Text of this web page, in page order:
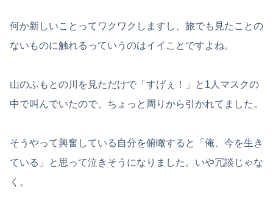
何か新しいことってワクワクしますし、旅でも見たことの
ないものに触れるっていうのはイイことですよね。
山のふもとの川を見ただけで「すげぇ！」と1人マスクの
中で叫んでいたので、ちょっと周りから引かれてました。
そうやって興奮している自分を俯瞰すると「俺、今を生き
ている」と思って泣きそうになりました。いや冗談じゃな
く。